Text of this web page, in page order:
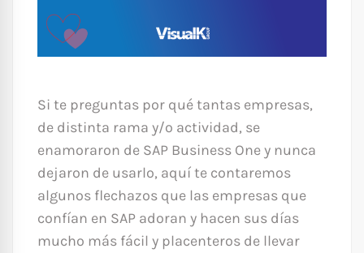
Si te preguntas por qué tantas empresas,
de distinta rama y/o actividad, se
enamoraron de SAP Business One y nunca
dejaron de usarlo, aquí te contaremos
algunos flechazos que las empresas que
confían en SAP adoran y hacen sus días
mucho más fácil y placenteros de llevar